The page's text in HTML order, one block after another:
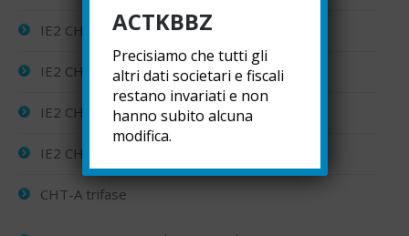
IE2 CHT-A Motori elettrici 6 poli
IE2 CHT-G Motori elettrici 2 poli
IE2 CHT-G Motori elettrici 4 poli
IE2 CHT-G Motori elettrici 6 poli
CHT-A trifase
ACTKBBZ
Precisiamo che tutti gli
altri dati societari e fiscali
restano invariati e non
hanno subito alcuna
modifica.